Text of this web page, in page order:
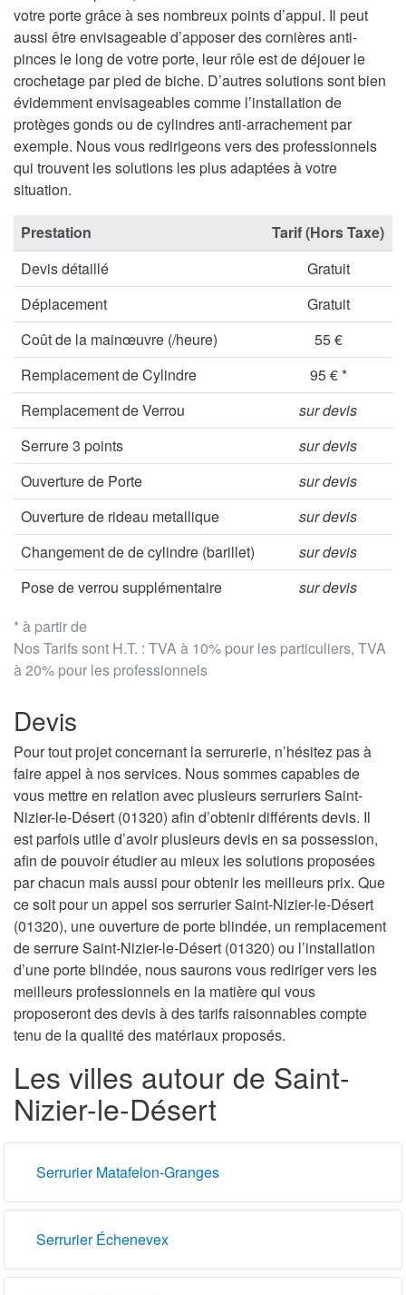
votre porte grâce à ses nombreux points d’appui. Il peut
aussi être envisageable d’apposer des cornières anti-
pinces le long de votre porte, leur rôle est de déjouer le
crochetage par pied de biche. D’autres solutions sont bien
évidemment envisageables comme l’installation de
protèges gonds ou de cylindres anti-arrachement par
exemple. Nous vous redirigeons vers des professionnels
qui trouvent les solutions les plus adaptées à votre
situation.
* à partir de
Nos Tarifs sont H.T. : TVA à 10% pour les particuliers, TVA
à 20% pour les professionnels
Prestation
Tarif (Hors Taxe)
Devis détaillé
Gratuit
Déplacement
Gratuit
Coût de la mainœuvre (/heure)
55 €
Remplacement de Cylindre
95 € *
Remplacement de Verrou
sur devis
Serrure 3 points
sur devis
Ouverture de Porte
sur devis
Ouverture de rideau metallique
sur devis
Changement de de cylindre (barillet)
sur devis
Pose de verrou supplémentaire
sur devis
Devis
Pour tout projet concernant la serrurerie, n’hésitez pas à
faire appel à nos services. Nous sommes capables de
vous mettre en relation avec plusieurs serruriers Saint-
Nizier-le-Désert (01320) afin d’obtenir différents devis. Il
est parfois utile d’avoir plusieurs devis en sa possession,
afin de pouvoir étudier au mieux les solutions proposées
par chacun mais aussi pour obtenir les meilleurs prix. Que
ce soit pour un appel sos serrurier Saint-Nizier-le-Désert
(01320), une ouverture de porte blindée, un remplacement
de serrure Saint-Nizier-le-Désert (01320) ou l’installation
d’une porte blindée, nous saurons vous rediriger vers les
meilleurs professionnels en la matière qui vous
proposeront des devis à des tarifs raisonnables compte
tenu de la qualité des matériaux proposés.
Les villes autour de Saint-
Nizier-le-Désert
Serrurier Matafelon-Granges
Serrurier Échenevex